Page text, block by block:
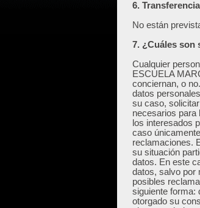
6.
No están
7. ¿Cuáles son
Cualquier
ESCUELA
conciernan, o
datos
su caso,
necesarios para
los interesados
caso
reclamaciones.
su situación
datos. En este
datos, salvo por
posibles
siguiente forma:
otorgado su